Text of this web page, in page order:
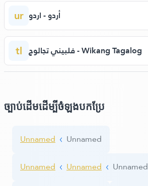
ur أردو - اردو
tl فلبيني تجالوج - Wikang Tagalog
ច្បាប់ដើមដើម្បីចំឡងបកប្រែ
Unnamed
Unnamed
Unnamed
Unnamed
Unnamed